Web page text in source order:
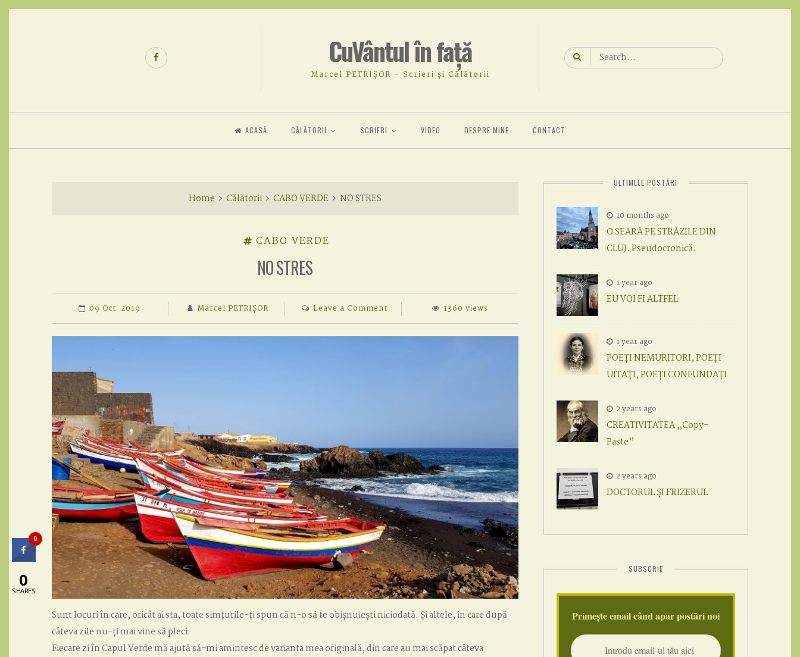
Skip
Facebook CuVântul în față
Marcel PETRIȘOR – Scrieri și Călătorii
Search
for:
ACASĂ CĂLĂTORII SCRIERI VIDEO DESPRE MINE CONTACT
Home Călătorii CABO VERDE NO STRES
CABO VERDE
NO STRES
09 Oct. 2019 Marcel PETRIȘOR Leave a Comment
NO
STRES
1360 views
Sunt locuri în care, oricât ai sta, toate simțurile-ți spun că n-o să te obișnuiești niciodată. Și altele, in care după
câteva zile nu-ți mai vine să pleci.
Fiecare zi în Capul Verde mă ajută să-mi amintesc de varianta mea originală, din care au mai scăpat câteva
ULTIMELE POSTĂRI
10 months ago
O SEARĂ PE STRĂZILE DIN
CLUJ. Pseudocronică.
1 year ago
EU VOI FI ALTFEL
1 year ago
POEȚI NEMURITORI, POEȚI
UITAȚI, POEȚI CONFUNDAȚI
2 years ago
CREATIVITATEA „Copy-
Paste”
2 years ago
DOCTORUL ȘI FRIZERUL
SUBSCRIE
Primește email când apar postări noi
0
0
SHARES